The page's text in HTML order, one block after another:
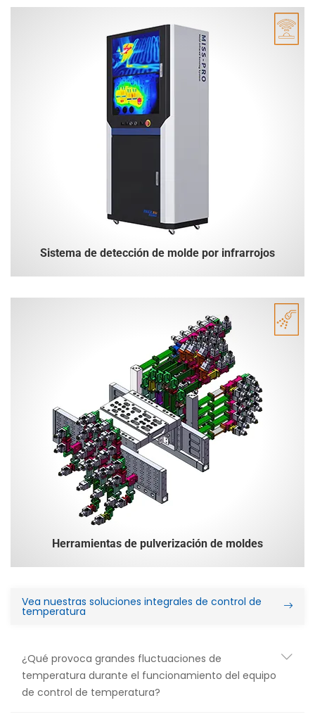
Sistema de detección de molde por infrarrojos
Herramientas de pulverización de moldes
Vea nuestras soluciones integrales de control de
temperatura
¿Qué provoca grandes fluctuaciones de
temperatura durante el funcionamiento del equipo
de control de temperatura?